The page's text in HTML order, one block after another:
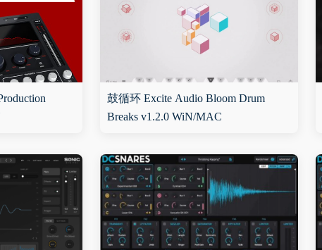
鼓循环 Excite Audio Bloom Drum
Breaks v1.2.0 WiN/MAC